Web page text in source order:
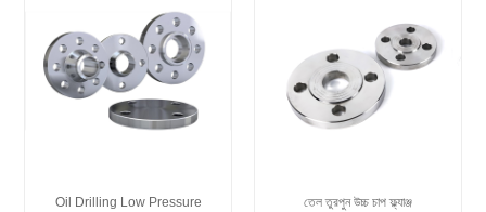
Oil Drilling Low Pressure
তেল তুরপুন উচ্চ চাপ ফ্ল্যাঞ্জ